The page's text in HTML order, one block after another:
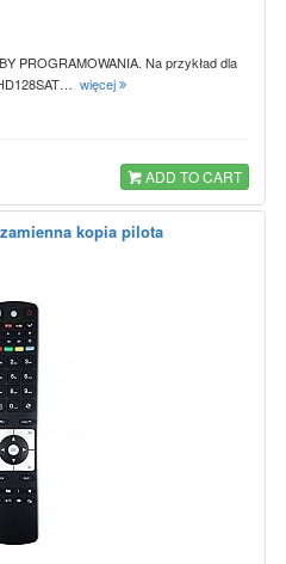
PROGRAMOWANIA. Na przykład dla
więcej
ADD TO CART
kopia pilota